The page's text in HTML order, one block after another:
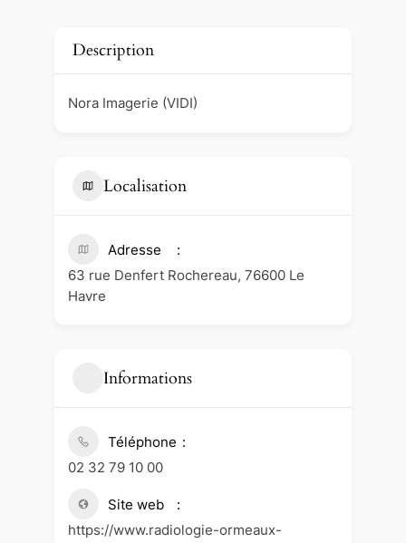
Description
Nora Imagerie (VIDI)
Localisation
Adresse
63 rue Denfert Rochereau, 76600 Le
Havre
Informations
Téléphone
02 32 79 10 00
Site web
https://www.radiologie-ormeaux-